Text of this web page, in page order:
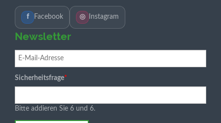
f Facebook ◎ Instagram
Newsletter
E-
Adresse
Pflichtfeld
Sicherheitsfrage*
Bitte addieren Sie 6 und 6.